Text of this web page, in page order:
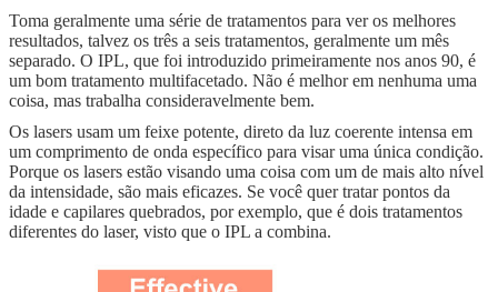
Toma geralmente uma série de tratamentos para ver os melhores
resultados, talvez os três a seis tratamentos, geralmente um mês
separado. O IPL, que foi introduzido primeiramente nos anos 90, é
um bom tratamento multifacetado. Não é melhor em nenhuma uma
coisa, mas trabalha consideravelmente bem.
Os lasers usam um feixe potente, direto da luz coerente intensa em
um comprimento de onda específico para visar uma única condição.
Porque os lasers estão visando uma coisa com um de mais alto nível
da intensidade, são mais eficazes. Se você quer tratar pontos da
idade e capilares quebrados, por exemplo, que é dois tratamentos
diferentes do laser, visto que o IPL a combina.